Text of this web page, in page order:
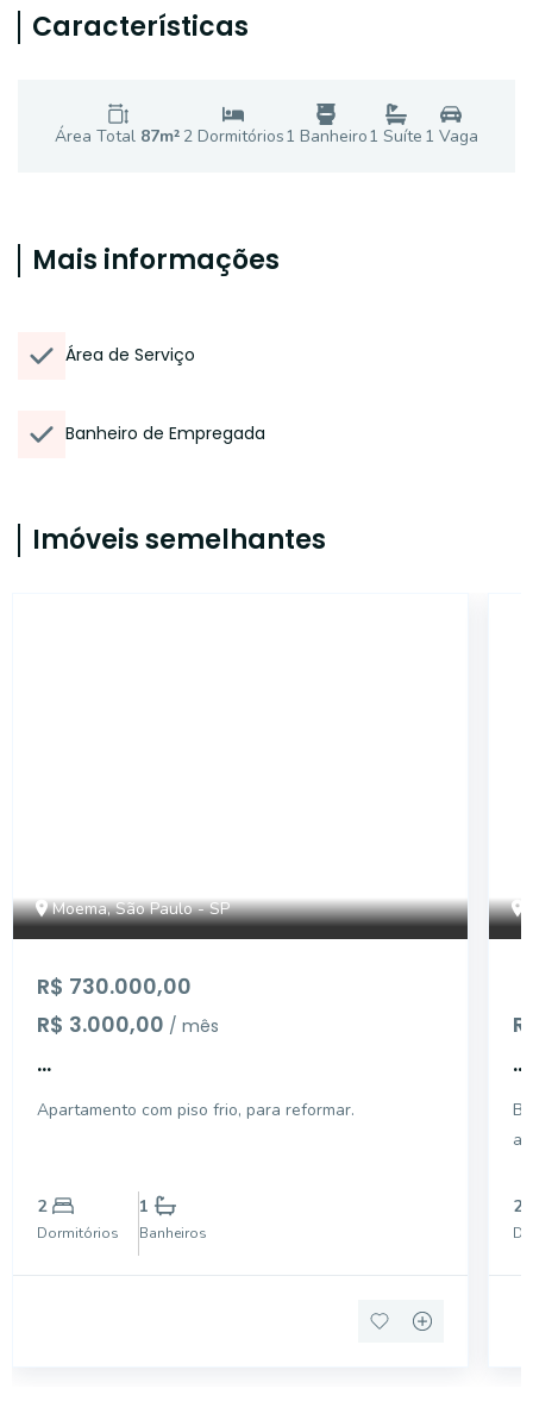
Características
Área Total 87m² 2Dormitórios1 Banheiro1 Suíte 1 Vaga
Mais informações
Área de Serviço
Banheiro de Empregada
Imóveis semelhantes
Moema, São Paulo - SP
R$ 730.000,00
R$ 3.000,00 / mês
...
Apartamento com piso frio, para reformar.
2
Dormitórios
1
Banheiros
...
2